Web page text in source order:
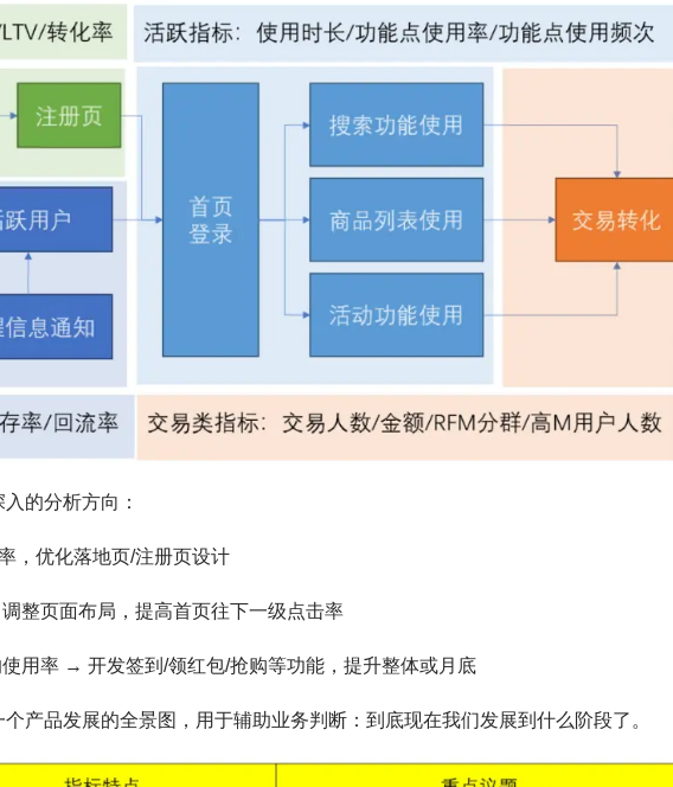
的分析方向：
，优化落地页/注册页设计
整页面布局，提高首页往下一级点击率
用率 → 开发签到/领红包/抢购等功能，提升整体或月底
产品发展的全景图，用于辅助业务判断：到底现在我们发展到什么阶段了。